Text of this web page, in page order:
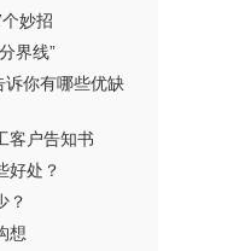
妙招
界线”
诉你有哪些优缺
客户告知书
好处？
？
想